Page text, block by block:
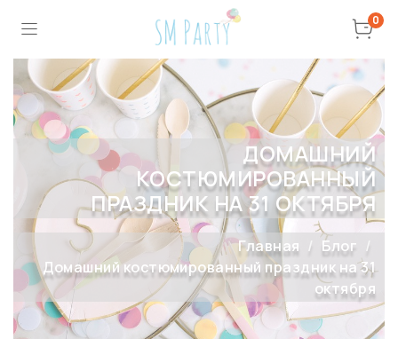
0
ДОМАШНИЙ
КОСТЮМИРОВАННЫЙ
ПРАЗДНИК НА 31 ОКТЯБРЯ
Главная
Блог
Домашний костюмированный праздник на 31
октября